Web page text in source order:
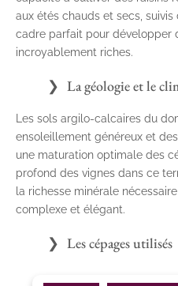
aux étés chauds et secs, suivis
cadre parfait pour développer
incroyablement riches.
La géologie et le
Les sols argilo-calcaires du
ensoleillement généreux et
une maturation optimale des
profond des vignes dans ce
la richesse minérale
complexe et élégant.
Les cépages utilisés